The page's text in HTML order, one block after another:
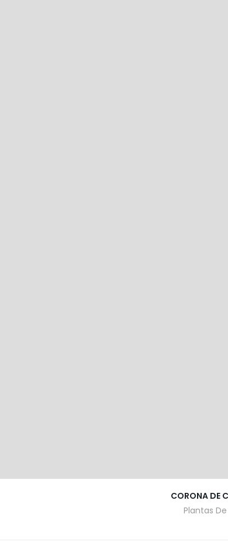
CORONA DE
Plantas De